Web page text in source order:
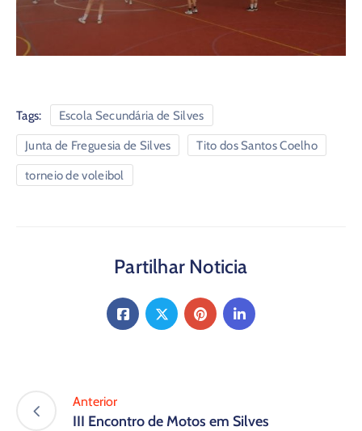
Tags: Escola Secundária de Silves
Junta de Freguesia de Silves Tito dos Santos Coelho
torneio de voleibol
Partilhar Noticia
Anterior
III Encontro de Motos em Silves